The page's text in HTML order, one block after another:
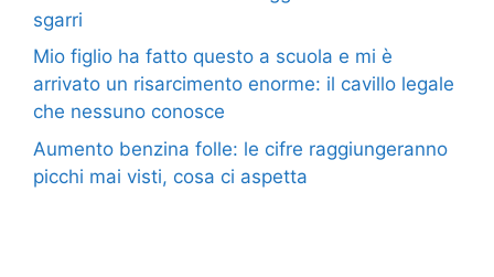
sgarri
Mio figlio ha fatto questo a scuola e mi è
arrivato un risarcimento enorme: il cavillo legale
che nessuno conosce
Aumento benzina folle: le cifre raggiungeranno
picchi mai visti, cosa ci aspetta